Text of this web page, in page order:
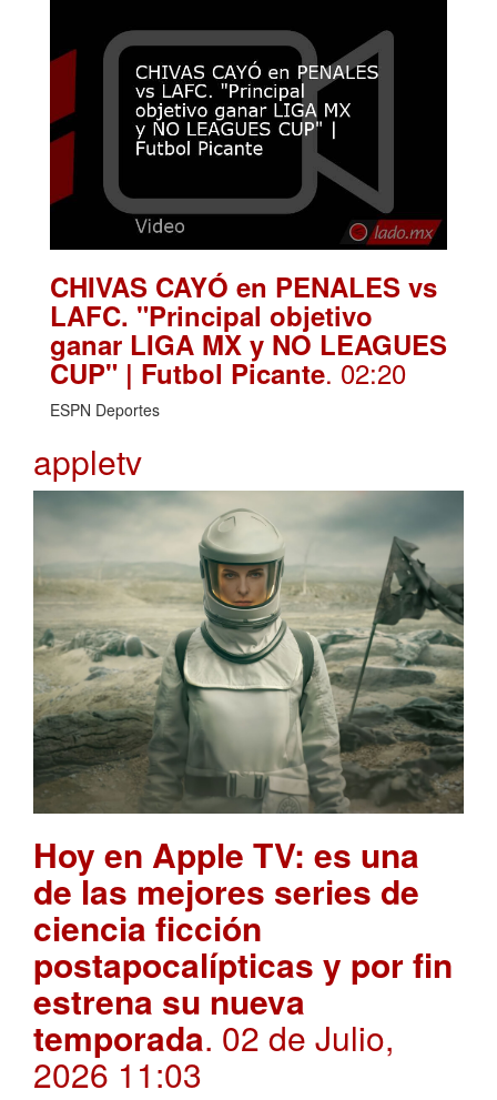
CHIVAS CAYÓ en PENALES vs
LAFC. "Principal objetivo
ganar LIGA MX y NO LEAGUES
CUP" | Futbol Picante. 02:20
ESPN Deportes
appletv
Hoy en Apple TV: es una
de las mejores series de
ciencia ficción
postapocalípticas y por fin
estrena su nueva
temporada. 02 de Julio,
2026 11:03